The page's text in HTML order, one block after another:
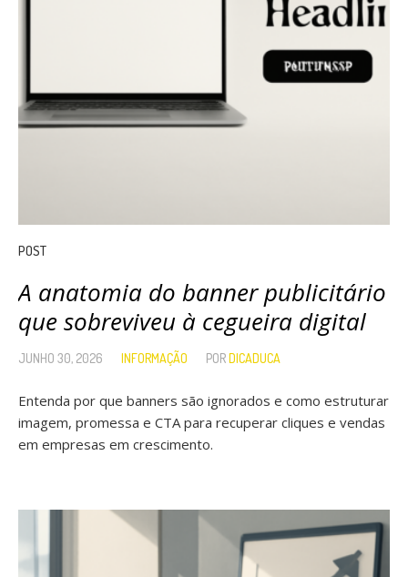
POST
A anatomia do banner publicitário
que sobreviveu à cegueira digital
JUNHO 30, 2026 INFORMAÇÃO PORDICADUCA
Entenda por que banners são ignorados e como estruturar
imagem, promessa e CTA para recuperar cliques e vendas
em empresas em crescimento.